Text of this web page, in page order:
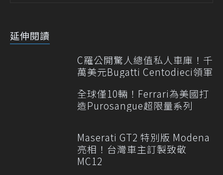
延伸閱讀
C羅公開驚人總值私人車庫！千
萬美元Bugatti Centodieci領軍
全球僅10輛！Ferrari為美國打
造Purosangue超限量系列
Maserati GT2 特別版 Modena
亮相！台灣車主訂製致敬
MC12